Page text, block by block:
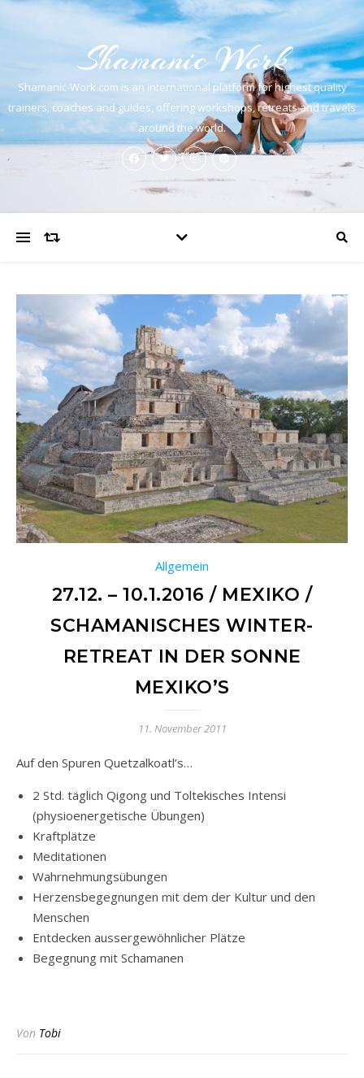
Shamanic Work
Shamanic-Work.com is an international platform for highest quality
trainers, coaches and guides, offering workshops, retreats and travels
around the world.
Allgemein
27.12. – 10.1.2016 / MEXIKO /
SCHAMANISCHES WINTER-
RETREAT IN DER SONNE
MEXIKO’S
11. November 2011
Auf den Spuren Quetzalkoatl’s…
2 Std. täglich Qigong und Toltekisches Intensi
(physioenergetische Übungen)
Kraftplätze
Meditationen
Wahrnehmungsübungen
Herzensbegegnungen mit dem der Kultur und den
Menschen
Entdecken aussergewöhnlicher Plätze
Begegnung mit Schamanen
Von Tobi